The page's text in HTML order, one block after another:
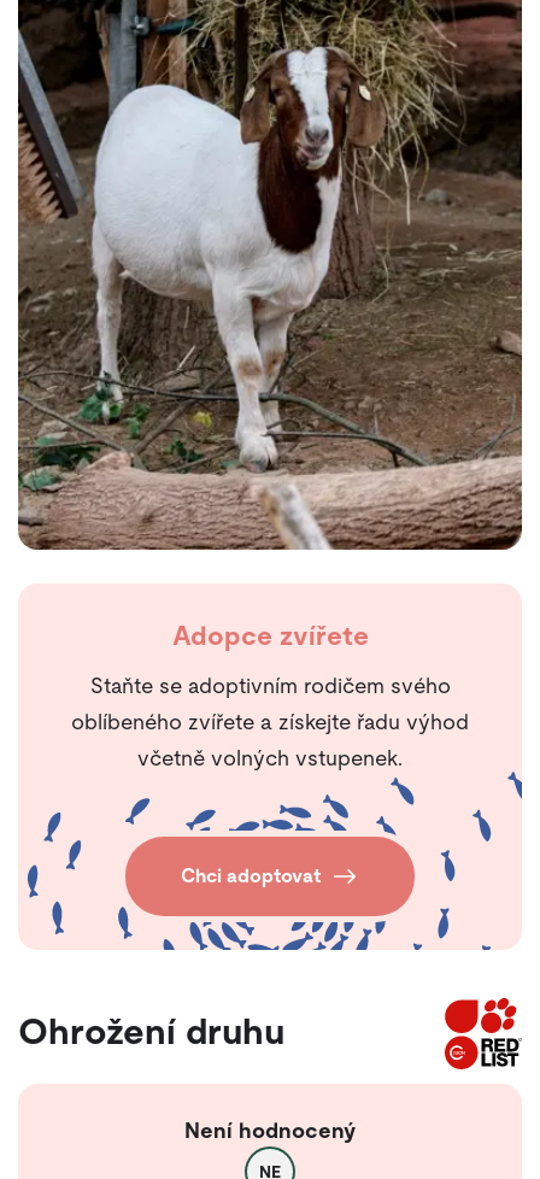
Adopce zvířete
Staňte se adoptivním rodičem svého
oblíbeného zvířete a získejte řadu výhod
včetně volných vstupenek.
Chci adoptovat
Ohrožení druhu
Není hodnocený
NE